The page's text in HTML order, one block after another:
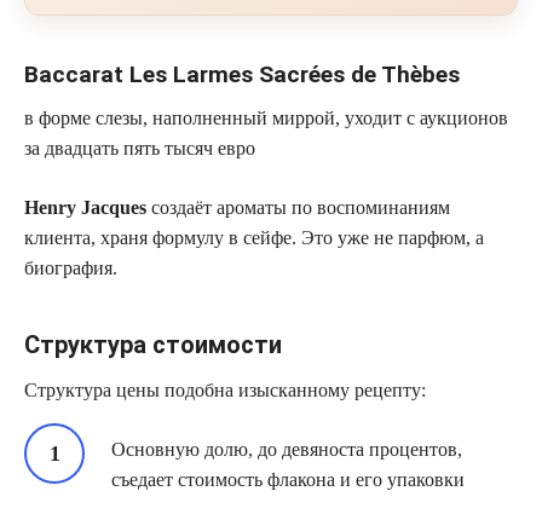
Baccarat Les Larmes Sacrées de Thèbes
в форме слезы, наполненный миррой, уходит с аукционов
за двадцать пять тысяч евро
Henry Jacques создаёт ароматы по воспоминаниям
клиента, храня формулу в сейфе. Это уже не парфюм, а
биография.
Структура стоимости
Структура цены подобна изысканному рецепту:
Основную долю, до девяноста процентов,
съедает стоимость флакона и его упаковки